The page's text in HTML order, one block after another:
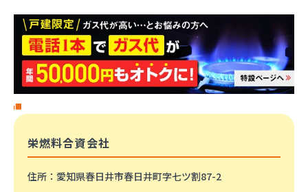
栄燃料合資会社
住所 ：愛知県春日井市春日井町字七ツ割87-2